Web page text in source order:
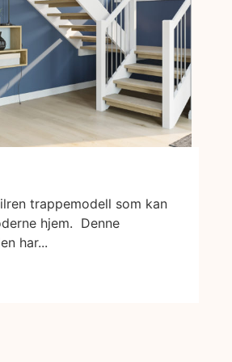
trappemodell som kan
hjem. Denne
har...